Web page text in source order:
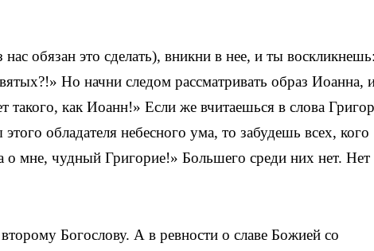
обязан это сделать), вникни в нее, и ты воскликнешь:
Но начни следом рассматривать образ Иоанна,
такого, как Иоанн!» Если же вчитаешься в слова
обладателя небесного ума, то забудешь всех, кого
о мне, чудный Григорие!» Большего среди них нет. Нет
Богослову. А в ревности о славе Божией со